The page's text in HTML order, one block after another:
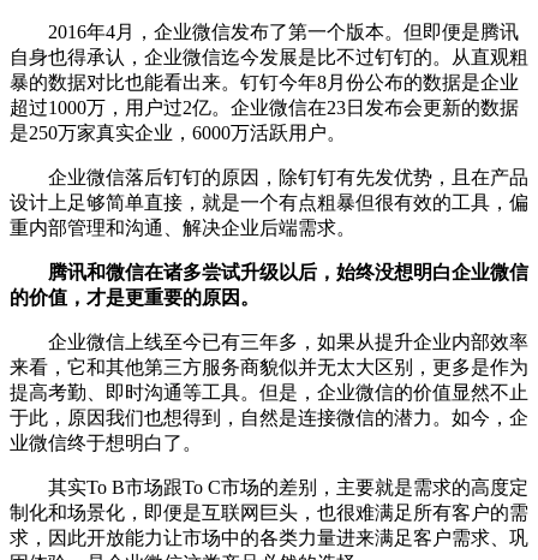
2016年4月，企业微信发布了第一个版本。但即便是腾讯
自身也得承认，企业微信迄今发展是比不过钉钉的。从直观粗
暴的数据对比也能看出来。钉钉今年8月份公布的数据是企业
超过1000万，用户过2亿。企业微信在23日发布会更新的数据
是250万家真实企业，6000万活跃用户。
企业微信落后钉钉的原因，除钉钉有先发优势，且在产品
设计上足够简单直接，就是一个有点粗暴但很有效的工具，偏
重内部管理和沟通、解决企业后端需求。
腾讯和微信在诸多尝试升级以后，始终没想明白企业微信
的价值，才是更重要的原因。
企业微信上线至今已有三年多，如果从提升企业内部效率
来看，它和其他第三方服务商貌似并无太大区别，更多是作为
提高考勤、即时沟通等工具。但是，企业微信的价值显然不止
于此，原因我们也想得到，自然是连接微信的潜力。如今，企
业微信终于想明白了。
其实To B市场跟To C市场的差别，主要就是需求的高度定
制化和场景化，即便是互联网巨头，也很难满足所有客户的需
求，因此开放能力让市场中的各类力量进来满足客户需求、巩